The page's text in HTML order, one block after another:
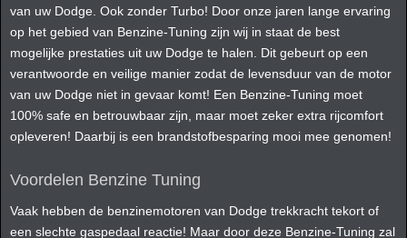
van uw Dodge. Ook zonder Turbo! Door onze jaren lange ervaring
op het gebied van Benzine-Tuning zijn wij in staat de best
mogelijke prestaties uit uw Dodge te halen. Dit gebeurt op een
verantwoorde en veilige manier zodat de levensduur van de motor
van uw Dodge niet in gevaar komt! Een Benzine-Tuning moet
100% safe en betrouwbaar zijn, maar moet zeker extra rijcomfort
opleveren! Daarbij is een brandstofbesparing mooi mee genomen!
Voordelen Benzine Tuning
Vaak hebben de benzinemotoren van Dodge trekkracht tekort of
een slechte gaspedaal reactie! Maar door deze Benzine-Tuning zal